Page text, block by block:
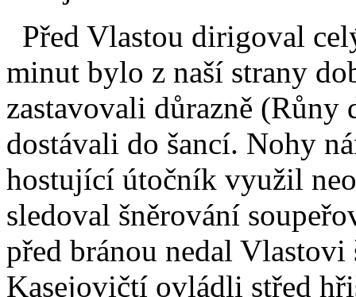
Před Vlastou dirigoval
minut bylo z naší strany
zastavovali důrazně (Růny
dostávali do šancí. Nohy
hostující útočník využil
sledoval šněrování
před bránou nedal
Kasejovičtí ovládli střed